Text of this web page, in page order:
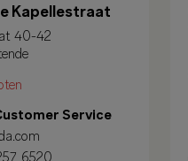
Kapellestraat
40-42
Service